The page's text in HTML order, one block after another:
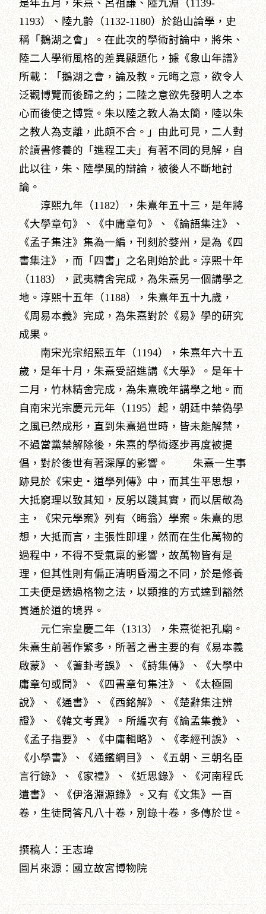
是年五月，朱熹、呂祖謙、陸九淵（1139-
1193）、陸九齡（1132-1180）於鉛山論學，史
稱「鵝湖之會」。在此次的學術討論中，將朱、
陸二人學術風格的差異顯題化，據《象山年譜》
所載：「鵝湖之會，論及教。元晦之意，欲令人
泛觀博覽而後歸之約；二陸之意欲先發明人之本
心而後使之博覽。朱以陸之教人為太簡，陸以朱
之教人為支離，此頗不合。」由此可見，二人對
於讀書修養的「進程工夫」有著不同的見解，自
此以往，朱、陸學風的辯論，被後人不斷地討
論。
淳熙九年（1182），朱熹年五十三，是年將
《大學章句》、《中庸章句》、《論語集注》、
《孟子集注》集為一編，刊刻於婺州，是為《四
書集注》，而「四書」之名則始於此。淳熙十年
（1183），武夷精舍完成，為朱熹另一個講學之
地。淳熙十五年（1188），朱熹年五十九歲，
《周易本義》完成，為朱熹對於《易》學的研究
成果。
南宋光宗紹熙五年（1194），朱熹年六十五
歲，是年十月，朱熹受詔進講《大學》。是年十
二月，竹林精舍完成，為朱熹晚年講學之地。而
自南宋光宗慶元元年（1195）起，朝廷中禁偽學
之風已然成形，直到朱熹過世時，皆未能解禁，
不過當黨禁解除後，朱熹的學術逐步再度被提
倡，對於後世有著深厚的影響。 朱熹一生事
跡見於《宋史‧道學列傳》中，而其生平思想，
大抵窮理以致其知，反躬以踐其實，而以居敬為
主，《宋元學案》列有〈晦翁〉學案。朱熹的思
想，大抵而言，主張性即理，然而在生化萬物的
過程中，不得不受氣稟的影響，故萬物皆有是
理，但其性則有偏正清明昏濁之不同，於是修養
工夫便是透過格物之法，以類推的方式達到豁然
貫通於道的境界。
元仁宗皇慶二年（1313），朱熹從祀孔廟。
朱熹生前著作繁多，所著之書主要的有《易本義
啟蒙》、《蓍卦考誤》、《詩集傳》、《大學中
庸章句或問》、《四書章句集注》、《太極圖
說》、《通書》、《西銘解》、《楚辭集注辨
證》、《韓文考異》。所編次有《論孟集義》、
《孟子指要》、《中庸輯略》、《孝經刊誤》、
《小學書》、《通鑑綱目》、《五朝、三朝名臣
言行錄》、《家禮》、《近思錄》、《河南程氏
遺書》、《伊洛淵源錄》。又有《文集》一百
卷，生徒問答凡八十卷，別錄十卷，多傳於世。
撰稿人：王志瑋
圖片來源：國立故宮博物院